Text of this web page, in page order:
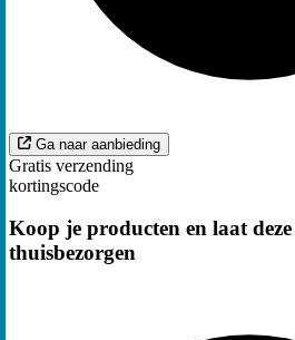
Ga naar aanbieding
Gratis verzending
kortingscode
Koop je producten en laat deze
thuisbezorgen